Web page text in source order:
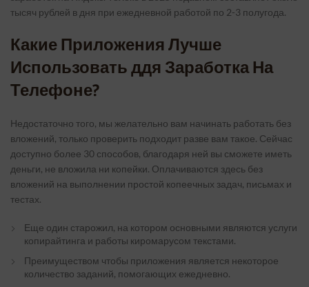
тысяч рублей в дня при ежедневной работой по 2-3 полугода.
Какие Приложения Лучше
Использовать ддя Заработка На
Телефоне?
Недостаточно того, мы желательно вам начинать работать без
вложений, только проверить подходит разве вам такое. Сейчас
доступно более 30 способов, благодаря ней вы сможете иметь
деньги, не вложила ни копейки. Оплачиваются здесь без
вложений на выполнении простой копеечных задач, письмах и
тестах.
Еще один старожил, на котором основными являются услуги
копирайтинга и работы киромарусом текстами.
Преимуществом чтобы приложения является некоторое
количество заданий, помогающих ежедневно.